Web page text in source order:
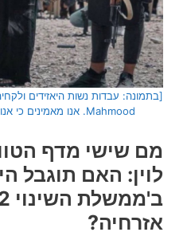
Mahmood. אנו מאמינים כי אנו עושים בתמונה שימוש הוגן]
מם שישי מדף
לוין: האם תוגבל
אזרחיה?